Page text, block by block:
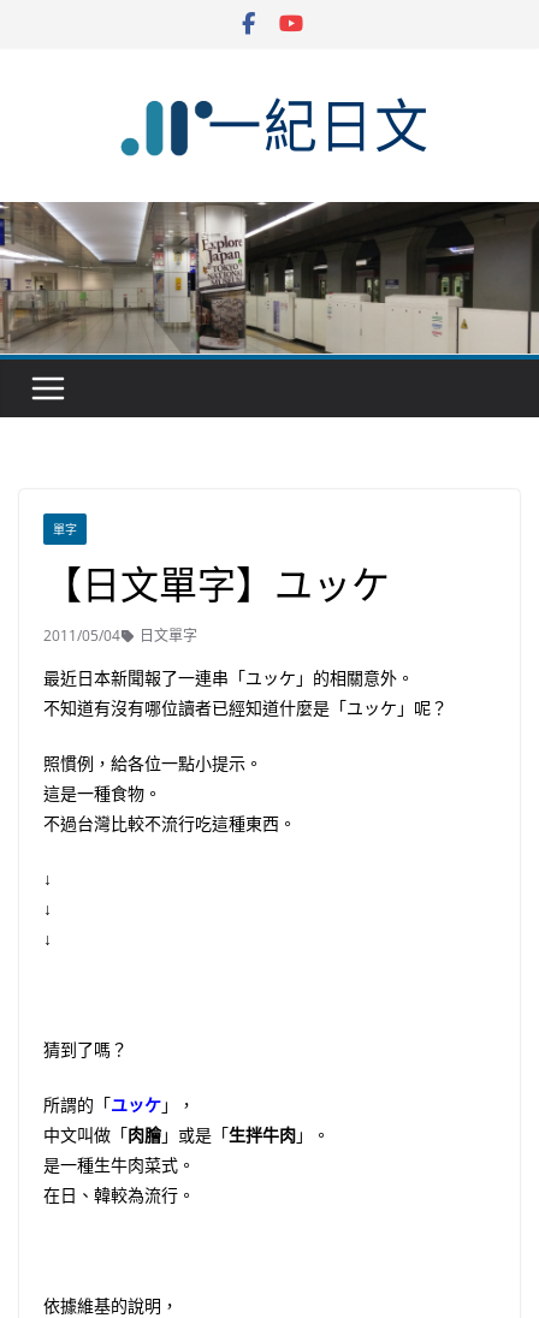
單字
【日文單字】ユッケ
2011/05/04 日文單字
最近日本新聞報了一連串「ユッケ」的相關意外。
不知道有沒有哪位讀者已經知道什麼是「ユッケ」呢？
照慣例，給各位一點小提示。
這是一種食物。
不過台灣比較不流行吃這種東西。
↓
↓
↓
猜到了嗎？
所謂的「ユッケ」，
中文叫做「肉膾」或是「生拌牛肉」。
是一種生牛肉菜式。
在日、韓較為流行。
依據維基的說明，